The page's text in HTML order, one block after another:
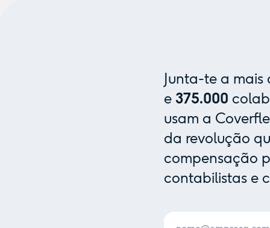
Junta-te a
e 375.000
usam a
da revolução
compensação
contabilistas e